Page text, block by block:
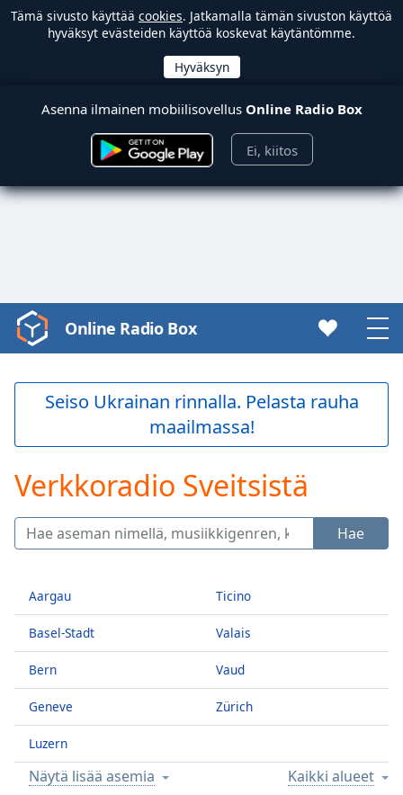
Tämä sivusto käyttää cookies. Jatkamalla tämän sivuston käyttöä
hyväksyt evästeiden käyttöä koskevat käytäntömme.
Asenna ilmainen mobiilisovellus Online Radio Box
Ei, kiitos
Video
Player
loading.
Play
Backward
Forward
Mute
Duration-:-
Loaded:
0.00%
Stream
currently
behind
LIVE
Online Radio Box
Seiso Ukrainan rinnalla. Pelasta rauha
maailmassa!
Verkkoradio Sveitsistä
Hae
Aargau
Basel-Stadt
Bern
Geneve
Luzern
Ticino
Valais
Vaud
Zürich
Näytä lisää asemia Kaikki alueet